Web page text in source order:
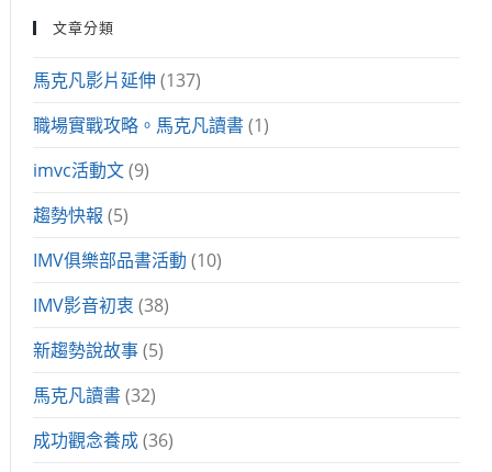
文章分類
馬克凡影片延伸 (137)
職場實戰攻略。馬克凡讀書(1)
imvc活動文(9)
趨勢快報 (5)
IMV俱樂部品書活動 (10)
IMV影音初衷 (38)
新趨勢說故事(5)
馬克凡讀書(32)
成功觀念養成(36)